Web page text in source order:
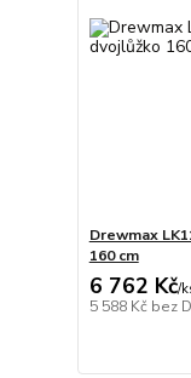
Drewmax
160 cm
6 762 Kč/
5 588 Kč bez